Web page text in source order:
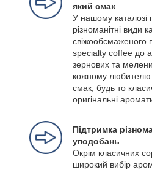
який смак
У нашому каталозі
різноманітні види
свіжообсмаженого
specialty coffee до
зернових та
кожному любителю
смак, будь то
оригінальні
Підтримка
уподобань
Окрім класичних
широкий вибір